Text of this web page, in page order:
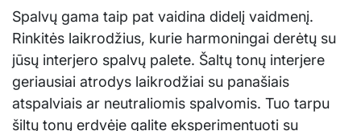
Spalvų gama taip pat vaidina didelį vaidmenį.
Rinkitės laikrodžius, kurie harmoningai derėtų su
jūsų interjero spalvų palete. Šaltų tonų interjere
geriausiai atrodys laikrodžiai su panašiais
atspalviais ar neutraliomis spalvomis. Tuo tarpu
šiltų tonų erdvėje galite eksperimentuoti su